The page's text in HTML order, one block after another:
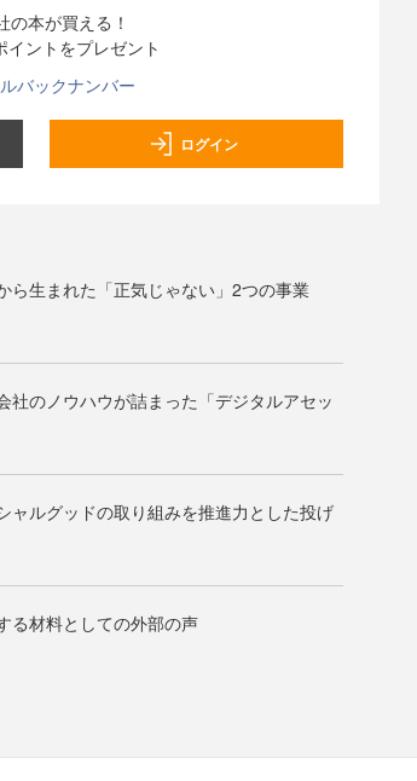
の本が買える！
イントをプレゼント
バックナンバー
ログイン
ら生まれた「正気じゃない」2つの事業
社のノウハウが詰まった「デジタルアセッ
ャルグッドの取り組みを推進力とした投げ
る材料としての外部の声